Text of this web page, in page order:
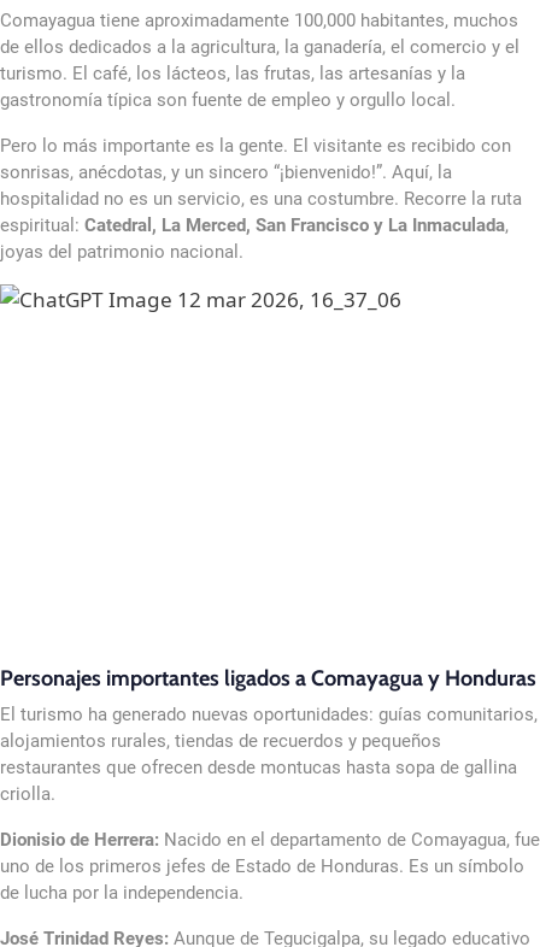
Comayagua tiene aproximadamente 100,000 habitantes, muchos
de ellos dedicados a la agricultura, la ganadería, el comercio y el
turismo. El café, los lácteos, las frutas, las artesanías y la
gastronomía típica son fuente de empleo y orgullo local.
Pero lo más importante es la gente. El visitante es recibido con
sonrisas, anécdotas, y un sincero “¡bienvenido!”. Aquí, la
hospitalidad no es un servicio, es una costumbre. Recorre la ruta
espiritual: Catedral, La Merced, San Francisco y La Inmaculada,
joyas del patrimonio nacional.
Personajes importantes ligados a Comayagua y Honduras
El turismo ha generado nuevas oportunidades: guías comunitarios,
alojamientos rurales, tiendas de recuerdos y pequeños
restaurantes que ofrecen desde montucas hasta sopa de gallina
criolla.
Dionisio de Herrera: Nacido en el departamento de Comayagua, fue
uno de los primeros jefes de Estado de Honduras. Es un símbolo
de lucha por la independencia.
José Trinidad Reyes: Aunque de Tegucigalpa, su legado educativo